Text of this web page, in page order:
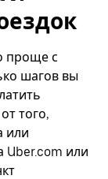
проще с
шагов вы
того,
или
Uber.com или